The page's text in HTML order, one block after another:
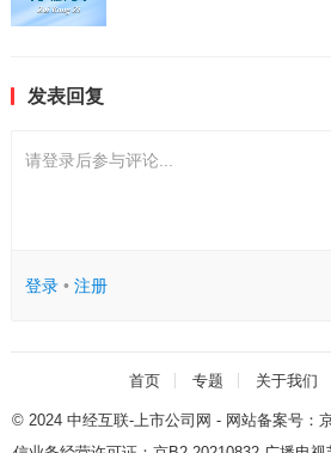
发表回复
请登录后参与评论...
登录• 注册
首页 专题 关于我们
© 2024 中经互联-上市公司网 - 网站备案号：